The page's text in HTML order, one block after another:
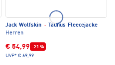
Jack Wolfskin ·
Taunus Fleecejacke
Herren
€ 54,99 -21 %
UVP* € 69,99